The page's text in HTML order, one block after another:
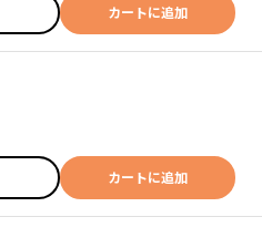
カートに追加
カートに追加